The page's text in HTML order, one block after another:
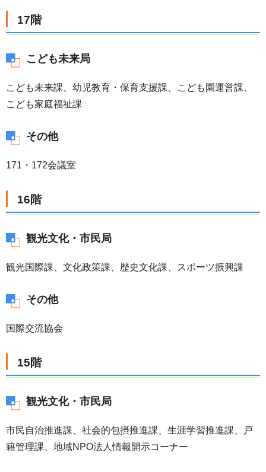
17階
こども未来局
こども未来課、幼児教育・保育支援課、こども園運営課、
こども家庭福祉課
その他
171・172会議室
16階
観光文化・市民局
観光国際課、文化政策課、歴史文化課、スポーツ振興課
その他
国際交流協会
15階
観光文化・市民局
市民自治推進課、社会的包摂推進課、生涯学習推進課、戸
籍管理課、地域NPO法人情報開示コーナー